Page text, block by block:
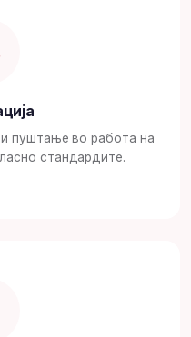
и пуштање во работа на
стандардите.